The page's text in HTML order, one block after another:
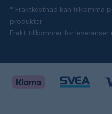
* Fraktkostnad kan tillkomma
produkter
Frakt tillkommer för